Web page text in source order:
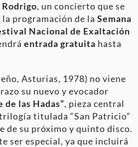
Rodrigo, un concierto que se
programación de la Semana
Nacional de Exaltación
entrada gratuita hasta
Asturias, 1978) no viene
su nuevo y evocador
de las Hadas”, pieza central
titulada “San Patricio”
de su próximo y quinto disco.
ser especial, ya que incluirá